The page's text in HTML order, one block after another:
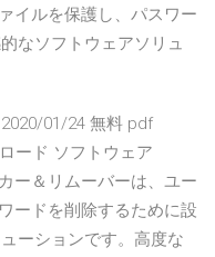
イルを保護し、パスワー
なソフトウェアソリュ
01/24 無料 pdf
ード ソフトウェア
ー＆リムーバーは、ユー
ードを削除するために設
ーションです。高度な